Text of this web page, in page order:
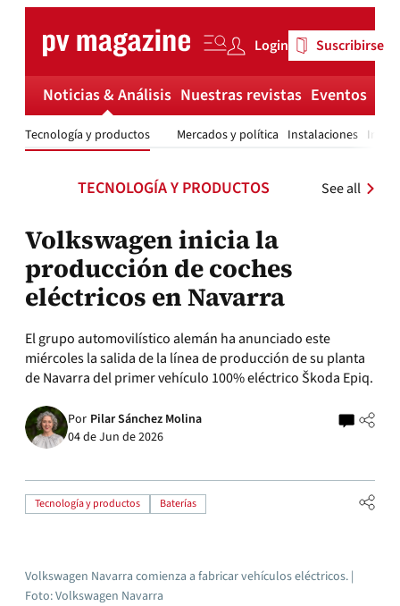
content
Login Suscribirse
Noticias & Análisis
Mercados y política
Tecnología y productos Instalaciones
Nuestras revistas Eventos
TECNOLOGÍA Y PRODUCTOS See all
Volkswagen inicia la
producción de coches
eléctricos en Navarra
El grupo automovilístico alemán ha anunciado este
miércoles la salida de la línea de producción de su planta
de Navarra del primer vehículo 100% eléctrico Škoda Epiq.
Por Pilar Sánchez Molina
04 de Jun de 2026
Tecnología y productos Baterías
Volkswagen Navarra comienza a fabricar vehículos eléctricos. |
Foto: Volkswagen Navarra